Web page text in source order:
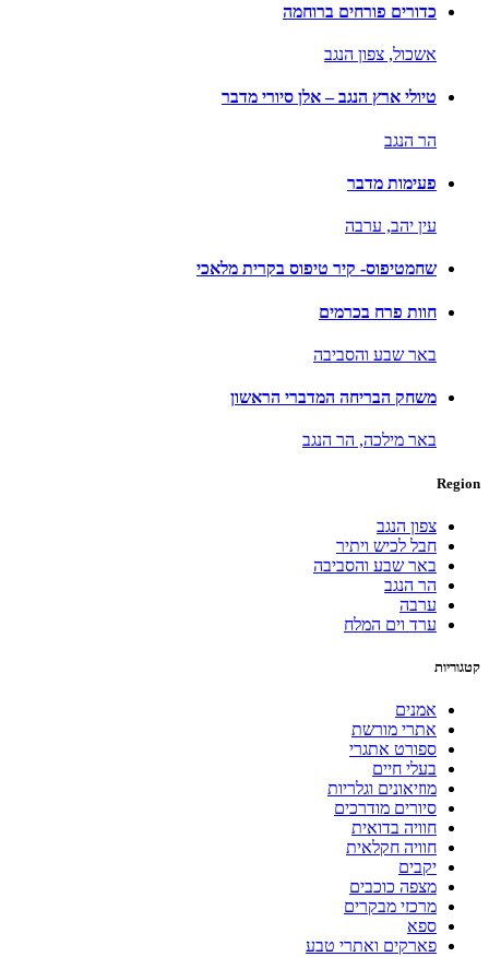
כדורים פורחים ברוחמה
אשכול, צפון הנגב
טיולי ארץ הנגב – אלן סיורי מדבר
הר הנגב
פעימות מדבר
עין יהב, ערבה
שחמטיפוס- קיר טיפוס בקרית מלאכי
חוות פרח בכרמים
באר שבע והסביבה
משחק הבריחה המדברי הראשון
באר מילכה, הר הנגב
Region
צפון הנגב
חבל לכיש ויתיר
באר שבע והסביבה
הר הנגב
ערבה
ערד וים המלח
קטגוריות
אמנים
אתרי מורשת
ספורט אתגרי
בעלי חיים
מוזיאונים וגלריות
סיורים מודרכים
חוויה בדואית
חוויה חקלאית
יקבים
מצפה כוכבים
מרכזי מבקרים
ספא
פארקים ואתרי טבע